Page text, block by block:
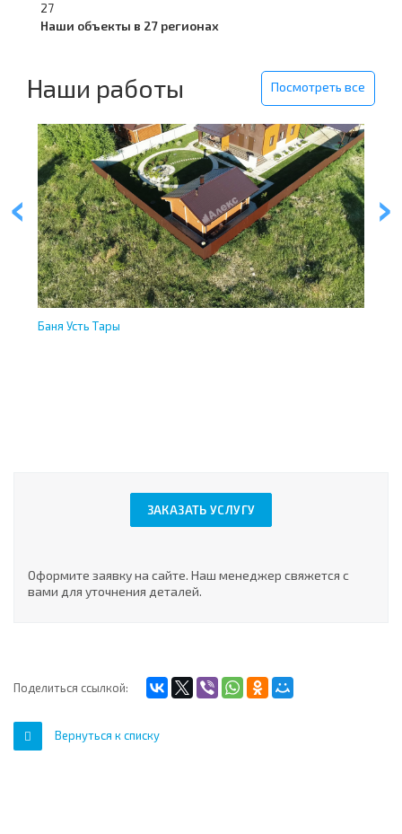
27
Наши объекты в 27 регионах
Наши работы Посмотреть все
Баня Усть Тары
ЗАКАЗАТЬ УСЛУГУ
Оформите заявку на сайте. Наш менеджер свяжется с
вами для уточнения деталей.
Поделиться ссылкой:
Вернуться к списку